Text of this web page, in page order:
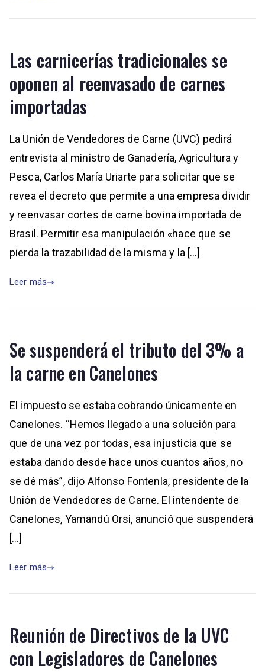
Las carnicerías tradicionales se
oponen al reenvasado de carnes
importadas
La Unión de Vendedores de Carne (UVC) pedirá
entrevista al ministro de Ganadería, Agricultura y
Pesca, Carlos María Uriarte para solicitar que se
revea el decreto que permite a una empresa dividir
y reenvasar cortes de carne bovina importada de
Brasil. Permitir esa manipulación «hace que se
pierda la trazabilidad de la misma y la […]
Leer más
Se suspenderá el tributo del 3% a
la carne en Canelones
El impuesto se estaba cobrando únicamente en
Canelones. “Hemos llegado a una solución para
que de una vez por todas, esa injusticia que se
estaba dando desde hace unos cuantos años, no
se dé más”, dijo Alfonso Fontenla, presidente de la
Unión de Vendedores de Carne. El intendente de
Canelones, Yamandú Orsi, anunció que suspenderá
[…]
Leer más
Reunión de Directivos de la UVC
con Legisladores de Canelones